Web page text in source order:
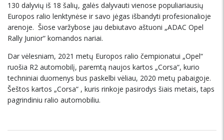
130 dalyvių iš 18 šalių, galės dalyvauti vienose populiariausių
Europos ralio lenktynėse ir savo jėgas išbandyti profesionalioje
arenoje. Šiose varžybose jau debiutavo aštuoni „ADAC Opel
Rally Junior“ komandos nariai.
Dar vėlesniam, 2021 metų Europos ralio čempionatui „Opel“
ruošia R2 automobilį, paremtą naujos kartos „Corsa“, kurio
techniniai duomenys bus paskelbi vėliau, 2020 metų pabaigoje.
Šeštos kartos „Corsa“ , kuris rinkoje pasirodys šiais metais, taps
pagrindiniu ralio automobiliu.